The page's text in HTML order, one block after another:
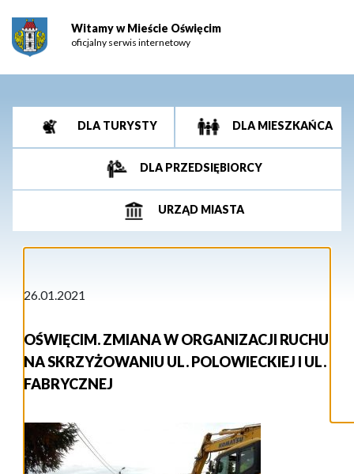
Witamy w Mieście Oświęcim
oficjalny serwis internetowy
DLA TURYSTY DLA MIESZKAŃCA
DLA PRZEDSIĘBIORCY
URZĄD MIASTA
26.01.2021
OŚWIĘCIM. ZMIANA W ORGANIZACJI RUCHU
NA SKRZYŻOWANIU UL. POLOWIECKIEJ I UL.
FABRYCZNEJ